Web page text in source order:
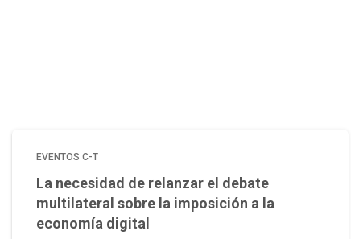
EVENTOS C-T
La necesidad de relanzar el debate
multilateral sobre la imposición a la
economía digital